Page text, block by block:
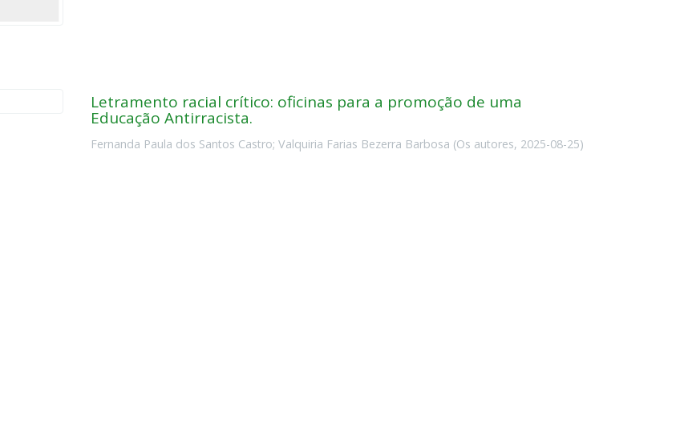
Letramento racial crítico: oficinas para a promoção de uma
Educação Antirracista.
Fernanda Paula dos Santos Castro; Valquiria Farias Bezerra Barbosa (Os autores, 2025-08-25)